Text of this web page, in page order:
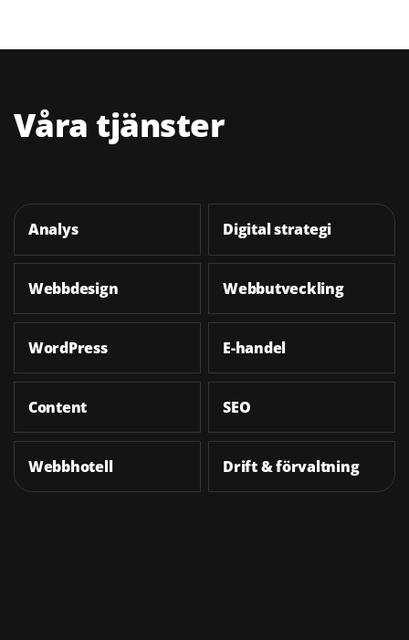
Våra tjänster
Analys Digital strategi
Webbdesign Webbutveckling
WordPress E-handel
Content SEO
Webbhotell Drift & förvaltning